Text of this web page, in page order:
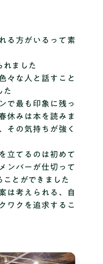
る方がいるって素
れました
々な人と話すこと
た
で最も印象に残っ
休みは本を読みま
その気持ちが強く
立てるのは初めて
ンバーが仕切って
ことができました
は考えられる、自
ワクを追求するこ